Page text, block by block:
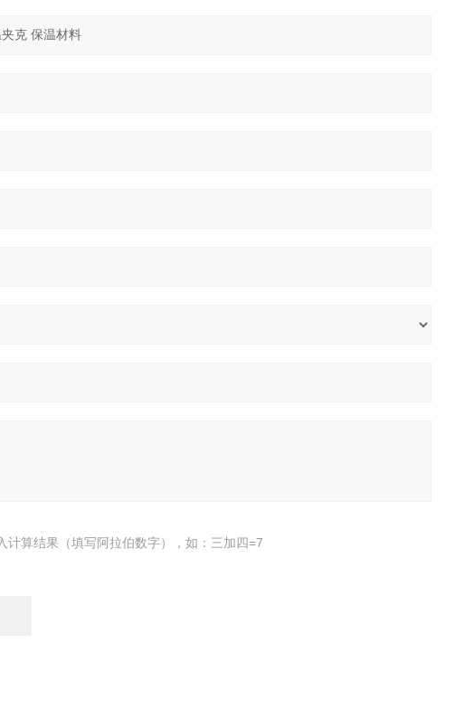
计算结果（填写阿拉伯数字），如：三加四=7